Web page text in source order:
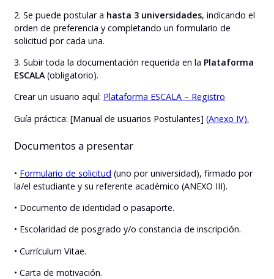
2. Se puede postular a hasta 3 universidades, indicando el
orden de preferencia y completando un formulario de
solicitud por cada una.
3. Subir toda la documentación requerida en la Plataforma
ESCALA(obligatorio).
Crear un usuario aquí: Plataforma ESCALA – Registro
Guía práctica: [Manual de usuarios Postulantes] (Anexo IV).
Documentos a presentar
• Formulario de solicitud (uno por universidad), firmado por
la/el estudiante y su referente académico (ANEXO III).
• Documento de identidad o pasaporte.
• Escolaridad de posgrado y/o constancia de inscripción.
• Currículum Vitae.
• Carta de motivación.